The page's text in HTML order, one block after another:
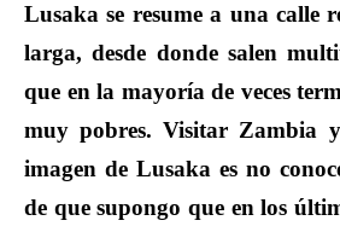
Lusaka se resume a una calle
larga, desde donde salen
que en la mayoría de veces
muy pobres. Visitar Zambia
imagen de Lusaka es no
de que supongo que en los